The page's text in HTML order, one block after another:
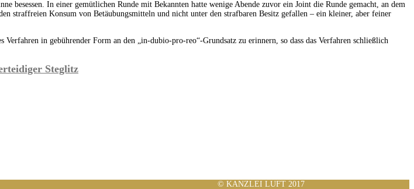
besessen. In einer gemütlichen Runde mit Bekannten hatte wenige Abende zuvor ein Joint die Runde gemacht, an dem
straffreien Konsum von Betäubungsmitteln und nicht unter den strafbaren Besitz gefallen – ein kleiner, aber feiner
in gebührender Form an den „in-dubio-pro-reo“-Grundsatz zu erinnern, so dass das Verfahren schließlich
© KANZLEI LUFT 2017